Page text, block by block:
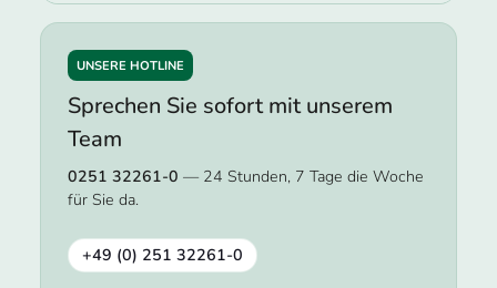
UNSERE HOTLINE
Sprechen Sie sofort mit unserem
Team
0251 32261-0 — 24 Stunden, 7 Tage die Woche
für Sie da.
+49 (0) 251 32261-0